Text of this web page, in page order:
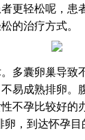
更轻松呢，患
的治疗方式。
囊卵巢导致
易成熟排卵。
不孕比较好的
，到达怀孕目